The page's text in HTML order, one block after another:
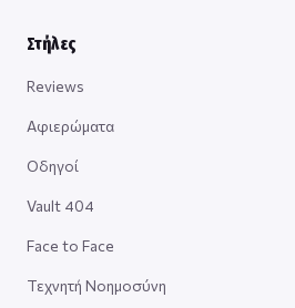
Στήλες
Reviews
Αφιερώματα
Οδηγοί
Vault 404
Face to Face
Τεχνητή Νοημοσύνη